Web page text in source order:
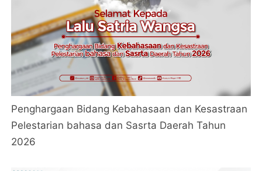
Penghargaan Bidang Kebahasaan dan Kesastraan
Pelestarian bahasa dan Sasrta Daerah Tahun
2026